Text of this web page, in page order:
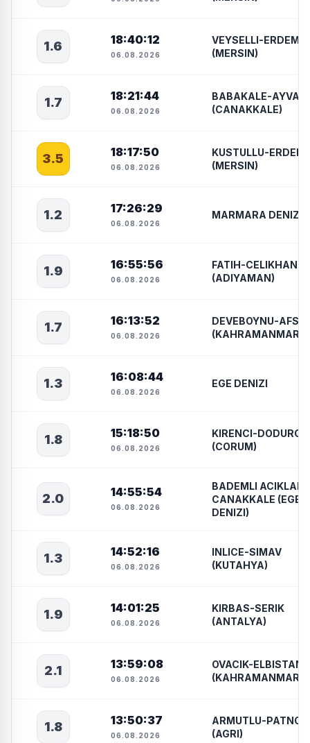
1.6 18:40:12
06.08.2026
VEYSELLI-ERDEMLI
(MERSIN)
1.7 18:21:44
06.08.2026
BABAKALE-
(CANAKKALE)
3.5 18:17:50
06.08.2026
KUSTULLU-
(MERSIN)
1.2 17:26:29
06.08.2026
MARMARA DENIZI
1.9 16:55:56
06.08.2026
FATIH-CELIKHAN
(ADIYAMAN)
1.7 16:13:52
06.08.2026
DEVEBOYNU-AFSIN
1.3 16:08:44
06.08.2026
EGE DENIZI
1.8 15:18:50
06.08.2026
KIRENCI-DODURGA
(CORUM)
2.0 14:55:54
06.08.2026
BADEMLI
CANAKKALE (EGE
DENIZI)
1.3 14:52:16
06.08.2026
INLICE-SIMAV
(KUTAHYA)
1.9 14:01:25
06.08.2026
KIRBAS-SERIK
(ANTALYA)
2.1 13:59:08
06.08.2026
OVACIK-ELBISTAN
1.8 13:50:37
06.08.2026
ARMUTLU-PATNOS
(AGRI)